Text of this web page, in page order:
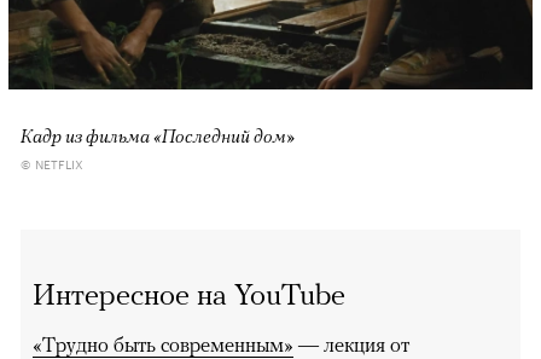
Кадр из фильма «Последний дом»
© NETFLIX
Интересное на YouTube
«Трудно быть современным» — лекция от